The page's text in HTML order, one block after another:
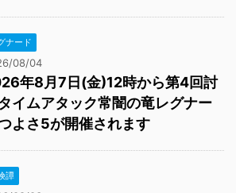
ナード
08/04
年8月7日(金)12時から第4回討
イムアタック常闇の竜レグナー
よさ5が開催されます
譚